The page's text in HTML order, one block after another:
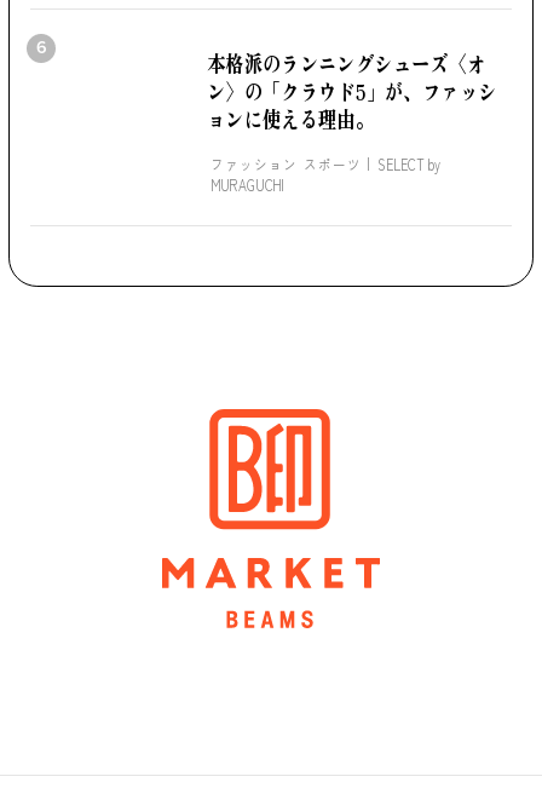
6 本格派のランニングシューズ 〈オ
ン〉の「クラウド5」が、 ファッシ
ョンに使える理由。
ファッション スポーツ
SELECT by
MURAGUCHI